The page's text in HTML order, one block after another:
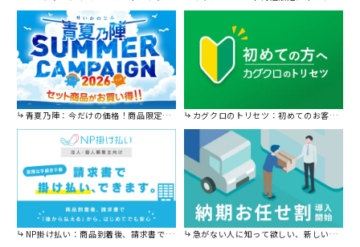
青夏乃陣：今だけの価格！商品限定セール開催中です。 カグクロのトリセツ：初めてのお客様はこちら。
NP掛け払い：商品到着後、請求書で後から払えます。 急がない人に知って欲しい、新しい割引を始めました。